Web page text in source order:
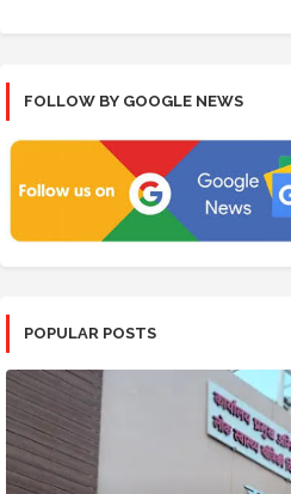
FOLLOW BY GOOGLE NEWS
POPULAR POSTS